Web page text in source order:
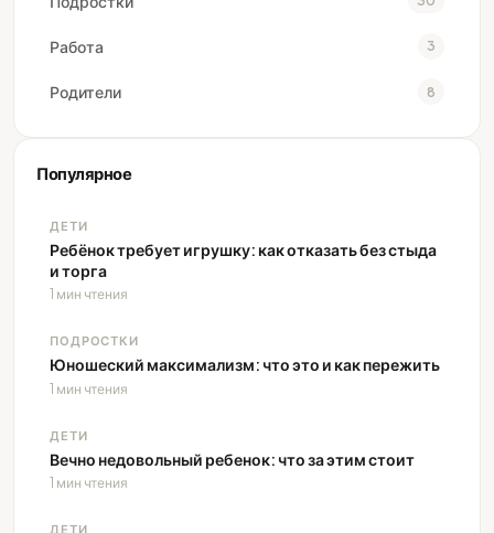
Работа 3
Родители 8
Популярное
ДЕТИ
Ребёнок требует игрушку: как отказать без стыда
и торга
1 мин чтения
ПОДРОСТКИ
Юношеский максимализм: что это и как пережить
1 мин чтения
ДЕТИ
Вечно недовольный ребенок: что за этим стоит
1 мин чтения
ДЕТИ